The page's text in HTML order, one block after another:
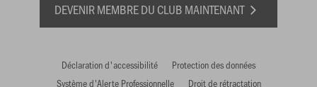
DEVENIR MEMBRE DU CLUB MAINTENANT
Déclaration d'accessibilité
Protection des données
Système d'Alerte Professionnelle
Droit de rétractation